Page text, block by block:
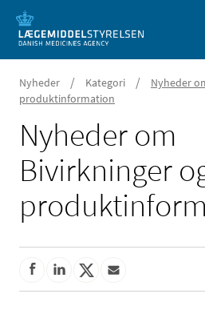
Nyheder / Kategori /
Nyheder
produktinformation
Nyheder om
Bivirkninger